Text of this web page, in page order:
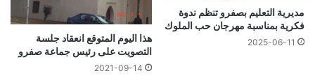
مديرية التعليم بصفرو تنظم ندوة
فكرية بمناسبة مهرجان حب الملوك
2025-06-11
هذا اليوم المتوقع انعقاد جلسة
التصويت على رئيس جماعة صفرو
2021-09-14